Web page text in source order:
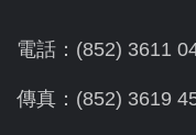
電話：(852) 3611
傳真：(852) 3619